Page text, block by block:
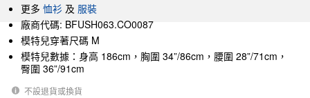
更多 恤衫 及 服裝
廠商代碼: BFUSH063.CO0087
模特兒穿著尺碼 M
模特兒數據：身高 186cm，胸圍 34”/86cm，腰圍 28”/71cm，
臀圍 36”/91cm
不設退貨或換貨